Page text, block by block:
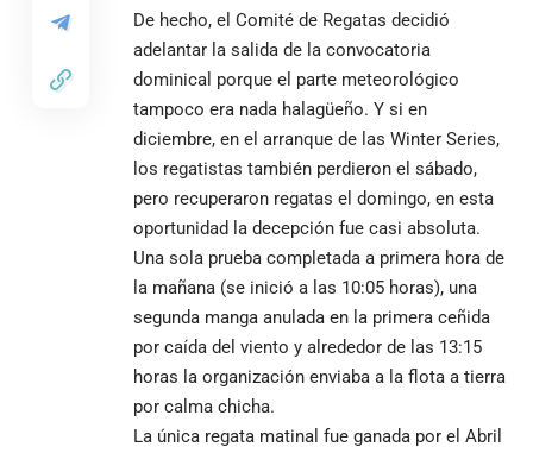
De hecho, el Comité de Regatas decidió
adelantar la salida de la convocatoria
dominical porque el parte meteorológico
tampoco era nada halagüeño. Y si en
diciembre, en el arranque de las Winter Series,
los regatistas también perdieron el sábado,
pero recuperaron regatas el domingo, en esta
oportunidad la decepción fue casi absoluta.
Una sola prueba completada a primera hora de
la mañana (se inició a las 10:05 horas), una
segunda manga anulada en la primera ceñida
por caída del viento y alrededor de las 13:15
horas la organización enviaba a la flota a tierra
por calma chicha.
La única regata matinal fue ganada por el Abril